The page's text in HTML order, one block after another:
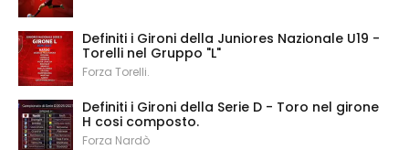
Definiti i Gironi della Juniores Nazionale U19 -
Torelli nel Gruppo "L"
Forza Torelli.
Definiti i Gironi della Serie D - Toro nel girone
H cosi composto.
Forza Nardò